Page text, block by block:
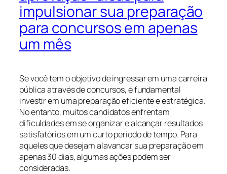
impulsionar sua preparação
para concursos em apenas
um mês
Se você tem o objetivo de ingressar em uma carreira
pública através de concursos, é fundamental
investir em uma preparação eficiente e estratégica.
No entanto, muitos candidatos enfrentam
dificuldades em se organizar e alcançar resultados
satisfatórios em um curto período de tempo. Para
aqueles que desejam alavancar sua preparação em
apenas 30 dias, algumas ações podem ser
consideradas.